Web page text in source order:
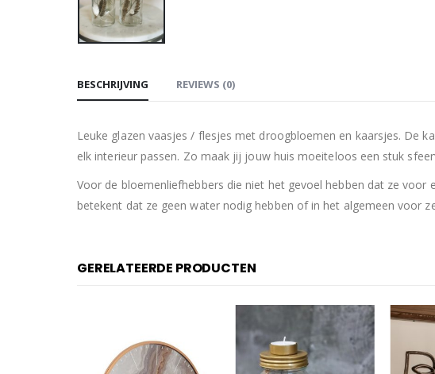
BESCHRIJVING REVIEWS (0)
Leuke glazen vaasjes / flesjes met droogbloemen en kaarsjes. De
elk interieur passen. Zo maak jij jouw huis moeiteloos een stuk
Voor de bloemenliefhebbers die niet het gevoel hebben dat ze
betekent dat ze geen water nodig hebben of in het algemeen voor
GERELATEERDE PRODUCTEN